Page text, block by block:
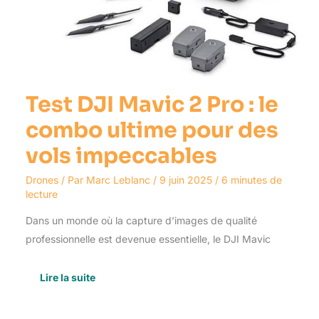
Test DJI Mavic 2 Pro : le
combo ultime pour des
vols impeccables
Drones/ Par Marc Leblanc / 9 juin 2025 / 6 minutes de
lecture
Dans un monde où la capture d’images de qualité
professionnelle est devenue essentielle, le DJI Mavic
Lire la suite